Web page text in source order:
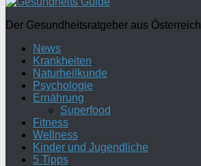
Der Gesundheitsratgeber aus Österreich
News
Krankheiten
Naturheilkunde
Psychologie
Ernährung
Superfood
Fitness
Wellness
Kinder und Jugendliche
5 Tipps